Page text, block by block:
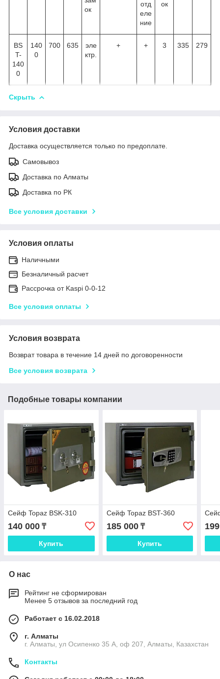
ок
отд
еле
ние
ок
BS
T-
140
0
140
0
700 635
эле
ктр.
+ + 3 335 279
Скрыть
Условия доставки
Доставка осуществляется только по предоплате.
Самовывоз
Доставка по Алматы
Доставка по РК
Все условия доставки
Условия оплаты
Наличными
Безналичный расчет
Рассрочка от Kaspi 0-0-12
Все условия оплаты
Условия возврата
Возврат товара в течение 14 дней по договоренности
Все условия возврата
Подобные товары компании
Сейф Topaz BSK-310
140 000 ₸
Купить
Сейф Topaz BST-360
185 000₸
Купить
О нас
Рейтинг не сформирован
Менее 5 отзывов за последний год
Работает с 16.02.2018
г. Алматы
г. Алматы, ул Осипенко 35 А, оф 207, Алматы, Казахстан
Контакты